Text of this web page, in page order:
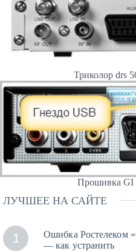
Триколор drs
Прошивка GI
ЛУЧШЕЕ НА САЙТЕ
1
Ошибка Ростелеком
— как устранить